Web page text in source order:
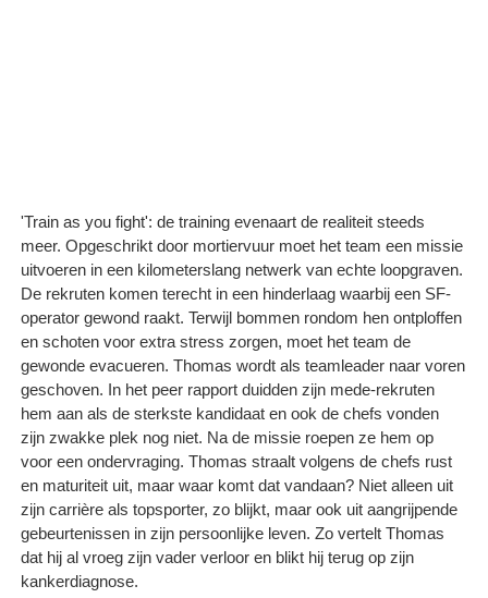
'Train as you fight': de training evenaart de realiteit steeds
meer. Opgeschrikt door mortiervuur moet het team een missie
uitvoeren in een kilometerslang netwerk van echte loopgraven.
De rekruten komen terecht in een hinderlaag waarbij een SF-
operator gewond raakt. Terwijl bommen rondom hen ontploffen
en schoten voor extra stress zorgen, moet het team de
gewonde evacueren. Thomas wordt als teamleader naar voren
geschoven. In het peer rapport duidden zijn mede-rekruten
hem aan als de sterkste kandidaat en ook de chefs vonden
zijn zwakke plek nog niet. Na de missie roepen ze hem op
voor een ondervraging. Thomas straalt volgens de chefs rust
en maturiteit uit, maar waar komt dat vandaan? Niet alleen uit
zijn carrière als topsporter, zo blijkt, maar ook uit aangrijpende
gebeurtenissen in zijn persoonlijke leven. Zo vertelt Thomas
dat hij al vroeg zijn vader verloor en blikt hij terug op zijn
kankerdiagnose.